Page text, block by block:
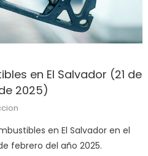
en El Salvador (21 de
2025)
en El Salvador en el
febrero del año 2025.